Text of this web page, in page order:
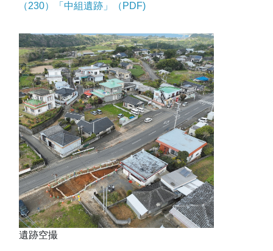
（230）「中組遺跡」（PDF)
遺跡空撮